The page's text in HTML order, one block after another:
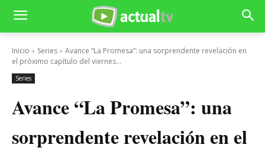
Inicio Series
Avance “La Promesa”: una sorprendente revelación en
el próximo capítulo del viernes...
Series
Avance “La Promesa”: una
sorprendente revelación en el